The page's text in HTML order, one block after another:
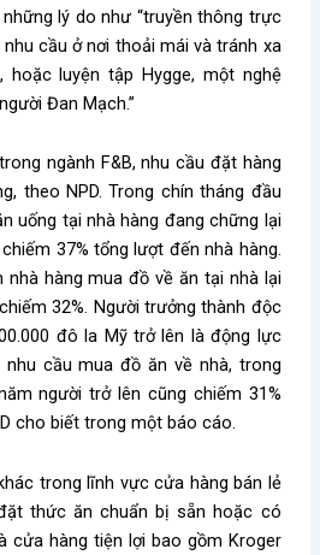
lý do như “truyền thông trực
cầu ở nơi thoải mái và tránh xa
luyện tập Hygge, một nghệ
Đan Mạch.”
ngành F&B, nhu cầu đặt hàng
theo NPD. Trong chín tháng đầu
uống tại nhà hàng đang chững lại
37% tổng lượt đến nhà hàng.
hàng mua đồ về ăn tại nhà lại
32%. Người trưởng thành độc
đô la Mỹ trở lên là động lực
cầu mua đồ ăn về nhà, trong
người trở lên cũng chiếm 31%
cho biết trong một báo cáo.
trong lĩnh vực cửa hàng bán lẻ
thức ăn chuẩn bị sẵn hoặc có
cửa hàng tiện lợi bao gồm Kroger